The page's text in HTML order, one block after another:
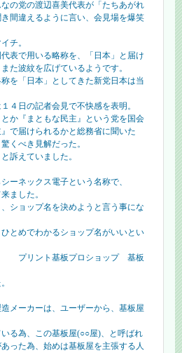
の党の渡辺喜美代表が「たちあがれ
間違えるように言い、会見場を爆笑
チ。
表で用いる略称を、「日本」と届け
た波紋を広げているようです。
を「日本」としてきた新党日本は当
４日の記者会見で不快感を表明。
か『まともな民主』という党を国会
で届けられるかと総務省に聞いた
くべき見解だった。
訴えていました。
ーネックス電子という名称で、
ました。
ショップ名を決めようと言う事にな
とめでわかるショップ名がいいとい
プリント基板プロショップ 基板
メーカーは、ユーザーから、基板屋
る為、この基板屋(○○屋)、と呼ばれ
った為、始めは基板屋を主張する人